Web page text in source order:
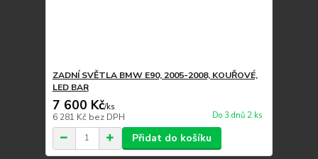
ZADNÍ SVĚTLA BMW E90, 2005-2008, KOUŘOVÉ,
LED BAR
7 600 Kč/ks
6 281 Kč bez DPH Do 3 dnů 2 ks
Přidat do košíku